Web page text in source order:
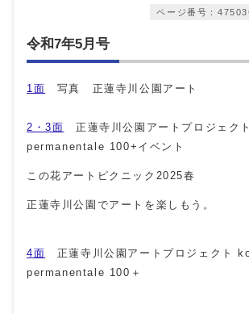
ページ番号：
令和7年5月号
1面 写真 正蓮寺川公園アート
2・3面 正蓮寺川公園アートプロジェク
permanentale 100+イベント
この花アートピクニック 2025春
正蓮寺川公園でアートを楽しもう。
4面 正蓮寺川公園アートプロジェクト
permanentale 100 ＋